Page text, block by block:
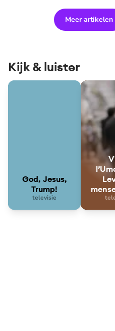
Meer artikelen
Kijk & luister
televisie
God, Jesus,
Trump!
God, Jesus, Trump! Viva